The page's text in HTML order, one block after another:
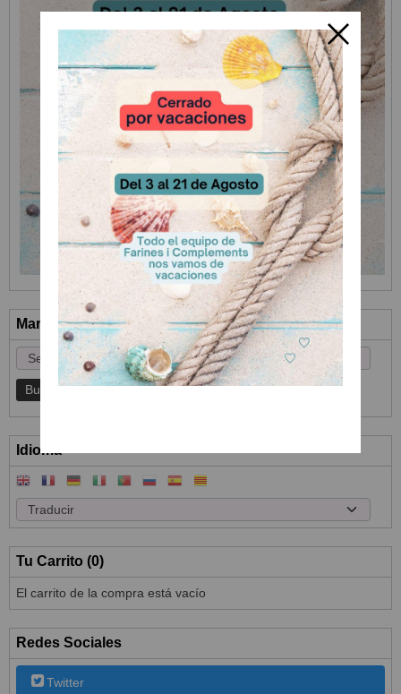
Marcas
Idioma
Tu Carrito (0)
El carrito de la compra está vacío
Redes Sociales
Twitter